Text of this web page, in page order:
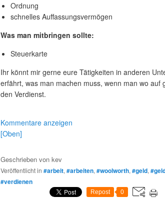
Ordnung
schnelles Auffassungsvermögen
Was man mitbringen sollte:
Steuerkarte
Ihr könnt mir gerne eure Tätigkeiten in anderen
erfährt, was man machen muss, wenn man wo auf
den Verdienst.
Kommentare anzeigen
[Oben]
Geschrieben von kev
Veröffentlicht in #arbeit, #arbeiten, #woolworth, #geld,
#verdienen
Repost 0